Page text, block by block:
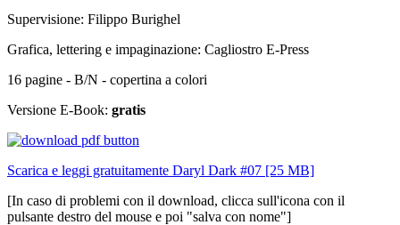
Supervisione: Filippo Burighel
Grafica, lettering e impaginazione: Cagliostro E-Press
16 pagine - B/N - copertina a colori
Versione E-Book: gratis
Scarica e leggi gratuitamente Daryl Dark #07 [25 MB]
[In caso di problemi con il download, clicca sull'icona con il
pulsante destro del mouse e poi "salva con nome"]